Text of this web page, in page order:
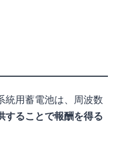
統用蓄電池は、周波数
することで報酬を得る